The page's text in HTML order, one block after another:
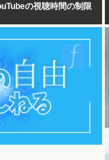
の視聴時間の制限